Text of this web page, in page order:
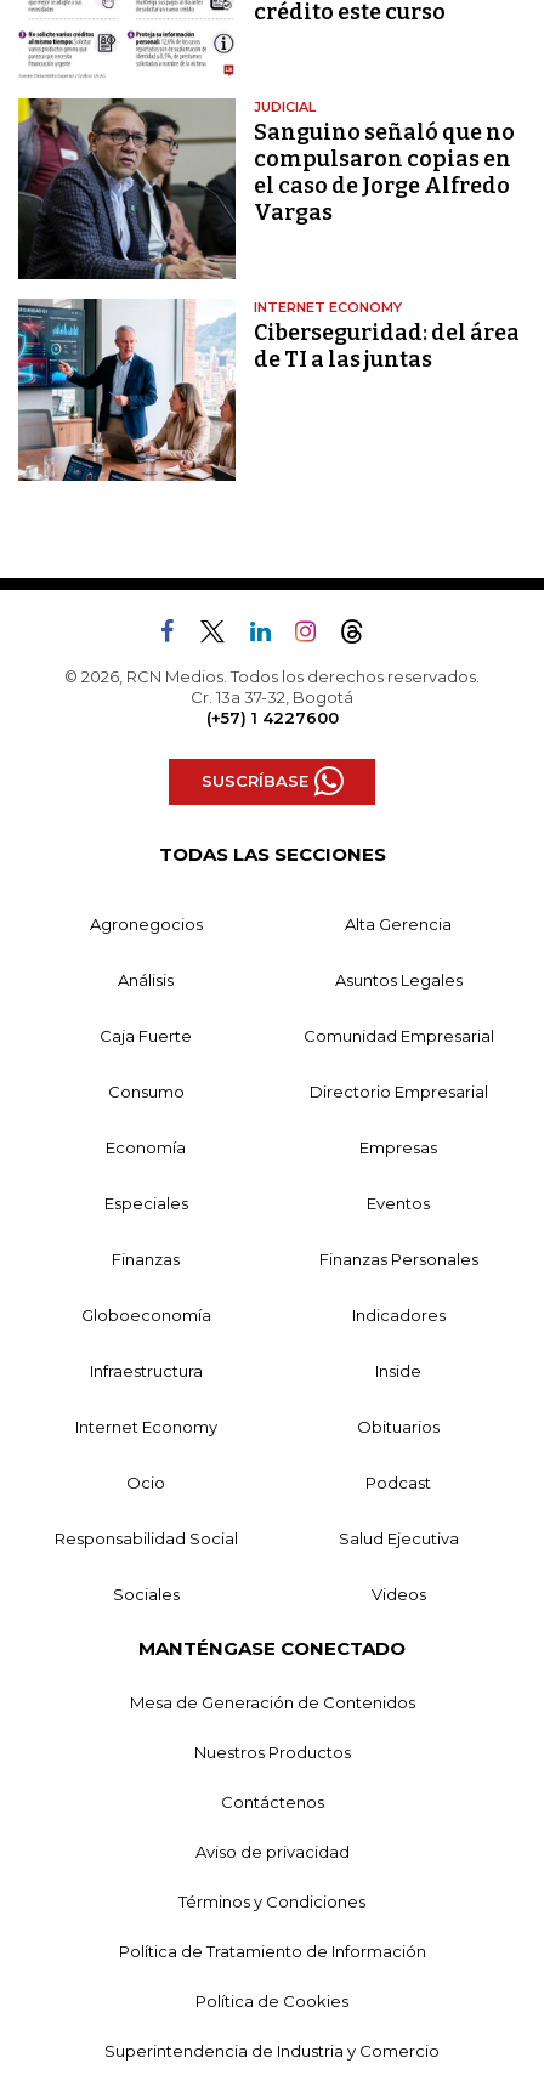
crédito este curso
JUDICIAL
Sanguino señaló que no
compulsaron copias en
el caso de Jorge Alfredo
Vargas
INTERNET ECONOMY
Ciberseguridad: del área
de TI a las juntas
© 2026, RCN Medios. Todos los derechos reservados.
Cr. 13a 37-32, Bogotá
(+57) 1 4227600
SUSCRÍBASE
TODAS LAS SECCIONES
Agronegocios Alta Gerencia
Análisis Asuntos Legales
Caja Fuerte Comunidad Empresarial
Consumo Directorio Empresarial
Economía Empresas
Especiales Eventos
Finanzas Finanzas Personales
Globoeconomía Indicadores
Infraestructura Inside
Internet Economy Obituarios
Ocio Podcast
Responsabilidad Social Salud Ejecutiva
Sociales Videos
MANTÉNGASE CONECTADO
Mesa de Generación de Contenidos
Nuestros Productos
Contáctenos
Aviso de privacidad
Términos y Condiciones
Política de Tratamiento de Información
Política de Cookies
Superintendencia de Industria y Comercio